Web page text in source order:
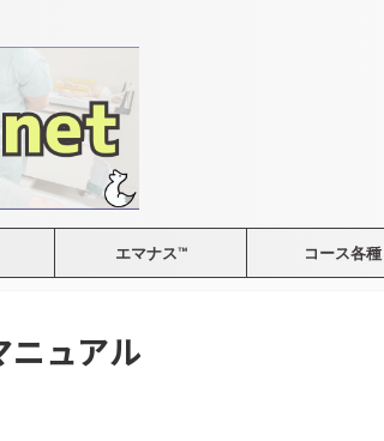
エマナス™ コース各種
ュアル